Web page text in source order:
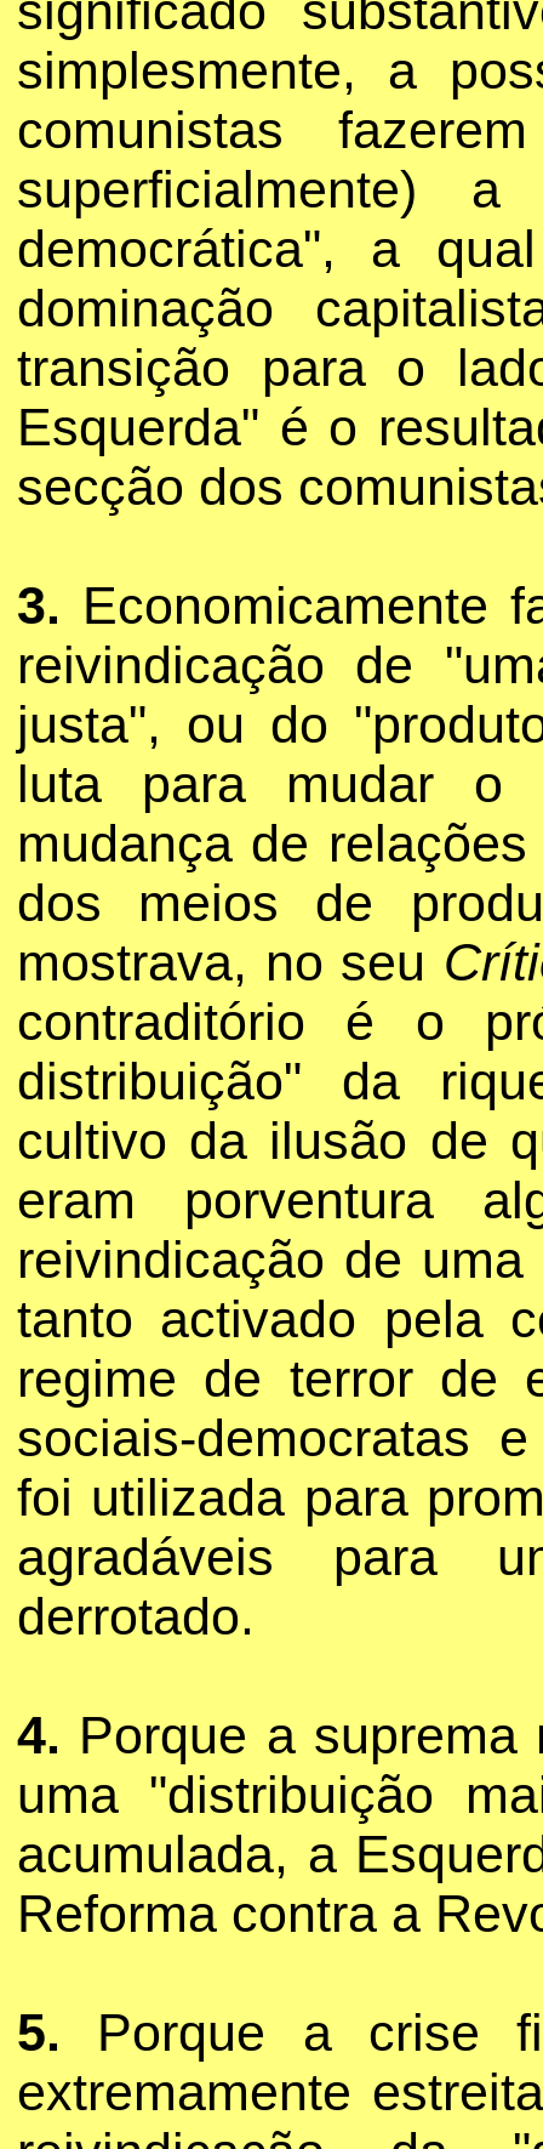
simplesmente, a
comunistas
superficialmente)
democrática", a
dominação
transição para o
Esquerda" é o
secção dos
3. Economicamente
reivindicação de
justa", ou do
luta para mudar o
mudança de
dos meios de
mostrava, no seu
contraditório é o
distribuição" da
cultivo da ilusão de
eram porventura
reivindicação de
tanto activado pela
regime de terror de
sociais-democratas
foi utilizada para
agradáveis para
derrotado.
4. Porque a
uma "distribuição
acumulada, a
Reforma contra a
5. Porque a crise
extremamente